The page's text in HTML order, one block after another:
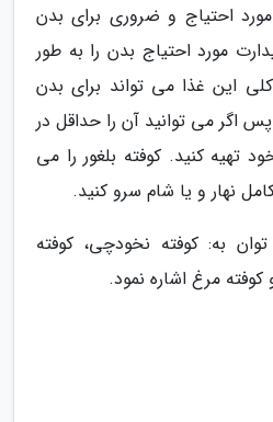
احتیاج و ضروری برای بدن
مورد احتیاج بدن را به طور
این غذا می تواند برای بدن
اگر می توانید آن را حداقل در
تهیه کنید. کوفته بلغور را می
نهار و یا شام سرو کنید.
به: کوفته نخودچی، کوفته
مرغ اشاره نمود.